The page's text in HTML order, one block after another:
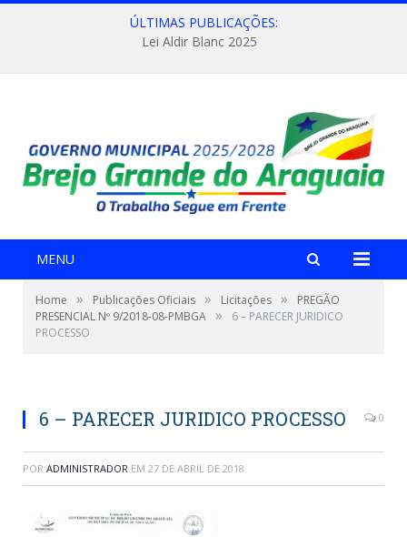
ÚLTIMAS PUBLICAÇÕES:
Lei Aldir Blanc 2025
MENU
Home » Publicações Oficiais » Licitações »
PREGÃO
PRESENCIAL Nº 9/2018-08-PMBGA »
6 – PARECER JURIDICO
PROCESSO
6 – PARECER JURIDICO PROCESSO 0
POR ADMINISTRADOR EM 27 DE ABRIL DE 2018